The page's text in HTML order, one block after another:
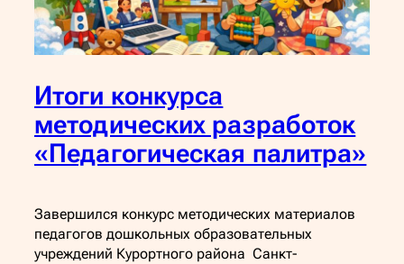
Итоги конкурса
методических разработок
«Педагогическая палитра»
Завершился конкурс методических материалов
педагогов дошкольных образовательных
учреждений Курортного района Санкт-